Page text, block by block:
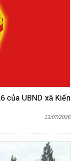
của UBND xã Kiến
13/07/2026